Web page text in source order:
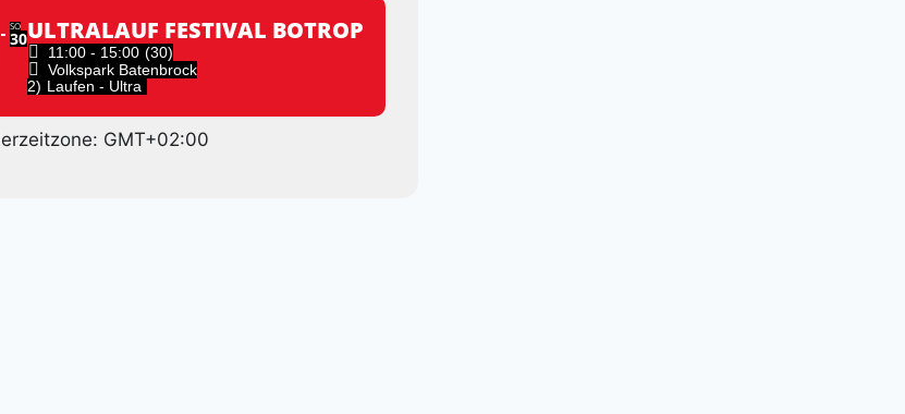
SO
30ULTRALAUF FESTIVAL BOTROP
11:00 - 15:00 (30)
Volkspark Batenbrock
2) Laufen - Ultra
GMT+02:00